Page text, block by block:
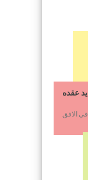
عقده
الافق